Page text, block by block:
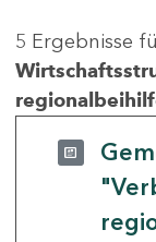
5 Ergebnisse